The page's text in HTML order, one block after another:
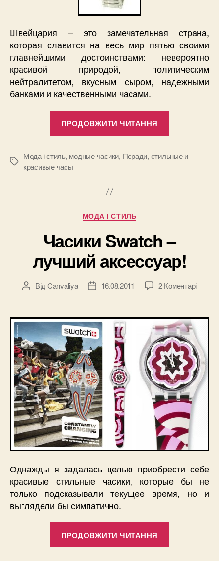
Швейцария – это замечательная страна,
которая славится на весь мир пятью своими
главнейшими достоинствами: невероятно
красивой природой, политическим
нейтралитетом, вкусным сыром, надежными
банками и качественными часами.
ПРОДОВЖИТИ ЧИТАННЯ
Позначки
Мода і стиль, модные часики, Поради, стильные и
красивые часы
Категорії
МОДА І СТИЛЬ
Часики Swatch –
лучший аксессуар!
Автор
ВідCanvaliya
Дата16.08.2011 2 Коментарідо
–
Однажды я задалась целью приобрести себе
красивые стильные часики, которые бы не
только подсказывали текущее время, но и
выглядели бы симпатично.
ПРОДОВЖИТИ ЧИТАННЯ